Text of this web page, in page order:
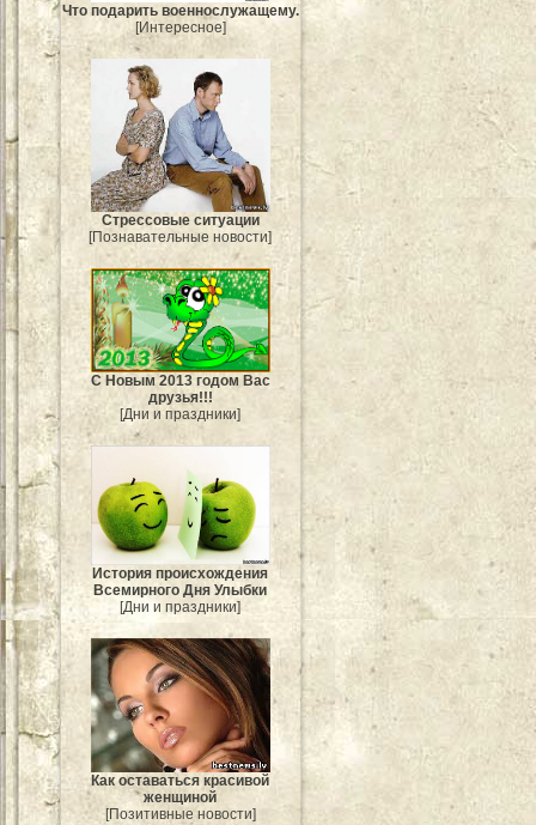
Что подарить военнослужащему.
[Интересное]
Стрессовые ситуации
[Познавательные новости]
С Новым 2013 годом Вас
друзья!!!
[Дни и праздники]
История происхождения
Всемирного Дня Улыбки
[Дни и праздники]
Как оставаться красивой
женщиной
[Позитивные новости]